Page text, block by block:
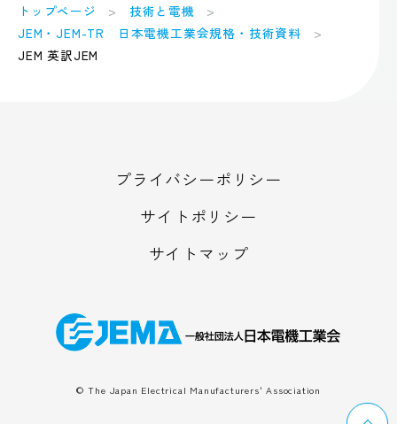
トップページ
技術と電機
JEM・JEM-TR 日本電機工業会規格・技術資料
JEM 英訳JEM
ペ
プライバシーポリシー
サイトポリシー
サイトマップ
© The Japan Electrical Manufacturers' Association